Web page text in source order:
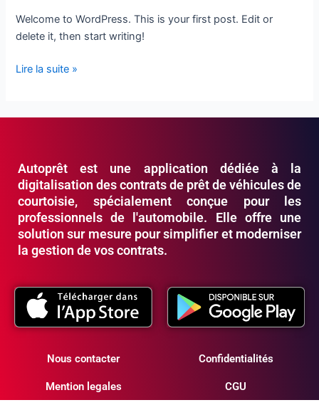
Welcome to WordPress. This is your first post. Edit or
delete it, then start writing!
Lire la suite »
Autoprêt est une application dédiée à la
digitalisation des contrats de prêt de véhicules de
courtoisie, spécialement conçue pour les
professionnels de l'automobile. Elle offre une
solution sur mesure pour simplifier et moderniser
la gestion de vos contrats.
Nous contacter
Mention legales
Confidentialités
CGU